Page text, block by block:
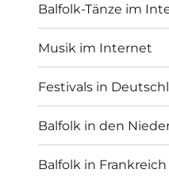
Balfolk-Tänze im
Musik im Internet
Festivals in
Balfolk in den
Balfolk in Frankreich